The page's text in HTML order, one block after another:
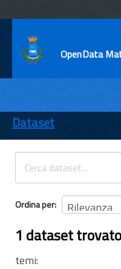
OpenData
ENTI
TEMI
INFORMAZIONI
Dataset
Ordina per
1 dataset trovato
temi: